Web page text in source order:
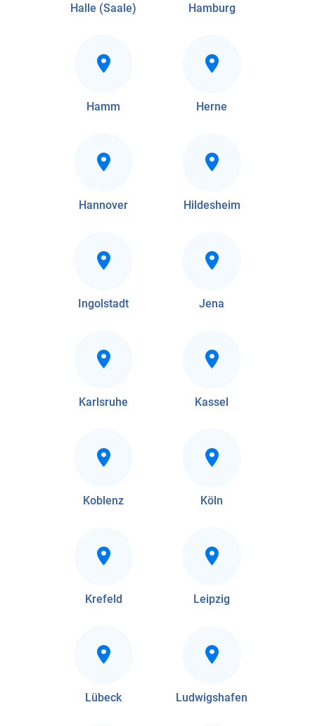
Halle (Saale) Hamburg
Hamm Herne
Hannover Hildesheim
Ingolstadt Jena
Karlsruhe Kassel
Koblenz Köln
Krefeld Leipzig
Lübeck Ludwigshafen